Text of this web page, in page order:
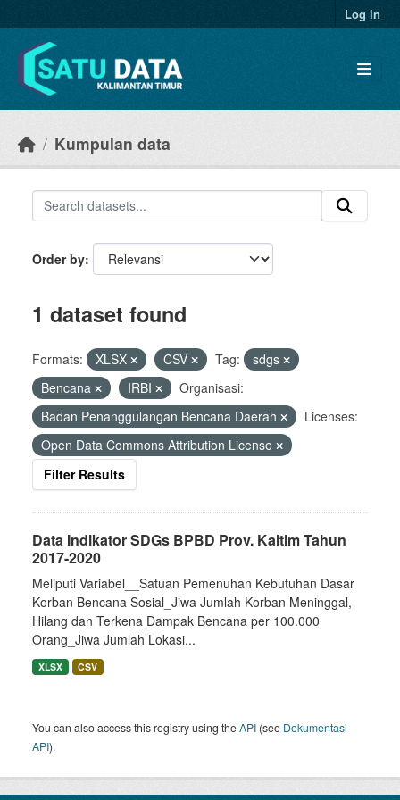
Log in
Kumpulan data
Order by
1 dataset found
Formats: XLSX CSV Tag:
sdgs
Bencana
IRBI
Organisasi:
Badan Penanggulangan Bencana Daerah
Licenses:
Open Data Commons Attribution License
Filter Results
Data Indikator SDGs BPBD Prov. Kaltim Tahun
2017-2020
Meliputi Variabel__Satuan Pemenuhan Kebutuhan Dasar
Korban Bencana Sosial_Jiwa Jumlah Korban Meninggal,
Hilang dan Terkena Dampak Bencana per 100.000
Orang_Jiwa Jumlah Lokasi...
XLSX CSV
You can also access this registry using theAPI (see Dokumentasi
API).